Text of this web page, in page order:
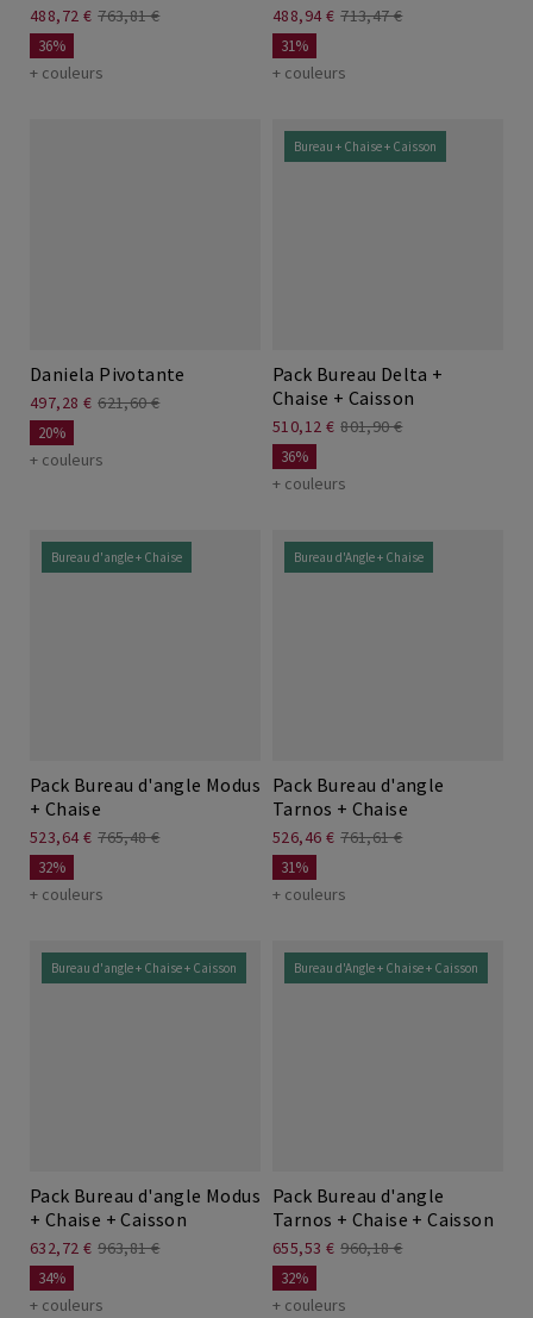
488,72 € 763,81 €
36%
+ couleurs
488,94 € 713,47 €
31%
+ couleurs
Daniela Pivotante
497,28 € 621,60 €
20%
+ couleurs
Bureau + Chaise + Caisson
Pack Bureau Delta +
Chaise + Caisson
510,12 € 801,90 €
36%
+ couleurs
Bureau d'angle + Chaise
Pack Bureau d'angle Modus
+ Chaise
523,64 € 765,48 €
32%
+ couleurs
Bureau d'Angle + Chaise
Pack Bureau d'angle
Tarnos + Chaise
526,46 € 761,61 €
31%
+ couleurs
Bureau d'angle + Chaise + Caisson
Pack Bureau d'angle Modus
+ Chaise + Caisson
632,72 € 963,81 €
34%
+ couleurs
Bureau d'Angle + Chaise + Caisson
Pack Bureau d'angle
Tarnos + Chaise + Caisson
655,53 € 960,18 €
32%
+ couleurs